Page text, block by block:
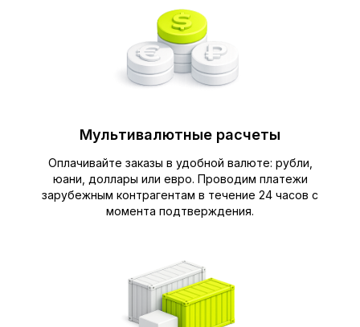
Мультивалютные расчеты
Оплачивайте заказы в удобной валюте: рубли,
юани, доллары или евро. Проводим платежи
зарубежным контрагентам в течение 24 часов с
момента подтверждения.